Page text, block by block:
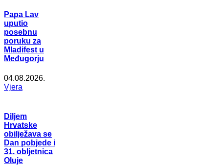
Papa Lav
uputio
posebnu
poruku za
Mladifest u
Međugorju
04.08.2026.
Vjera
Diljem
Hrvatske
obilježava se
Dan pobjede i
31. obljetnica
Oluje